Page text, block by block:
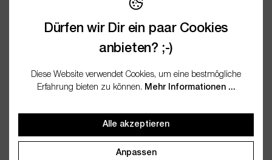
Dokumentation
Wichtige Merkmale
Dürfen wir Dir ein paar Cookies
anbieten? ;-)
Diese Website verwendet Cookies, um eine bestmögliche
Erfahrung bieten zu können. Mehr Informationen ...
Alle akzeptieren
Anpassen